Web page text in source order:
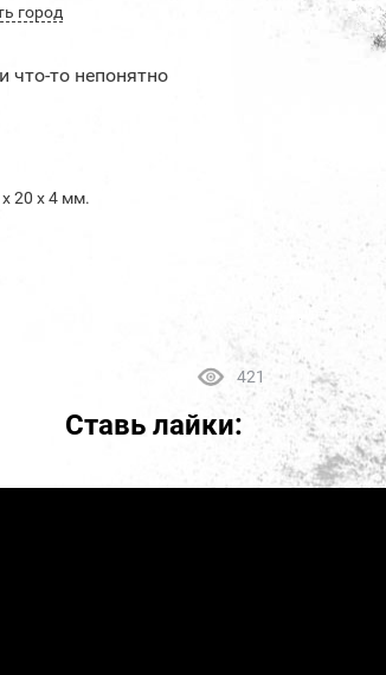
город
что-то непонятно
20 х 4 мм.
421
Ставь лайки: